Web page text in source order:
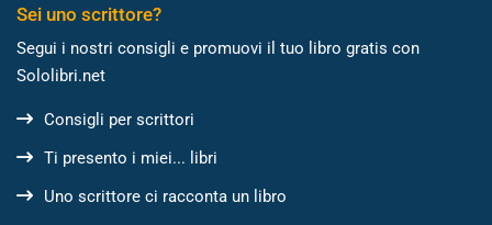
Sei uno scrittore?
Segui i nostri consigli e promuovi il tuo libro gratis con
Sololibri.net
Consigli per scrittori
Ti presento i miei... libri
Uno scrittore ci racconta un libro